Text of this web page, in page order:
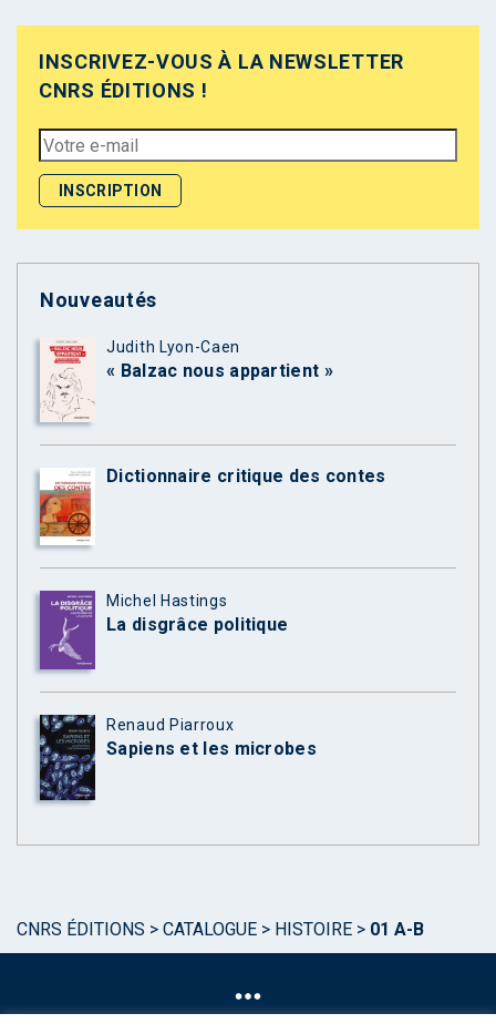
INSCRIVEZ-VOUS À LA NEWSLETTER
CNRS ÉDITIONS !
Nouveautés
Judith Lyon-Caen
« Balzac nous appartient »
Dictionnaire critique des contes
Michel Hastings
La disgrâce politique
Renaud Piarroux
Sapiens et les microbes
CNRS ÉDITIONS > CATALOGUE > HISTOIRE > 01 A-B